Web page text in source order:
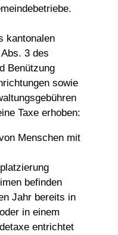
kantonalen
3 des
Benützung
sowie
Taxe erhoben:
Menschen mit
befinden
Jahr bereits in
in einem
entrichtet